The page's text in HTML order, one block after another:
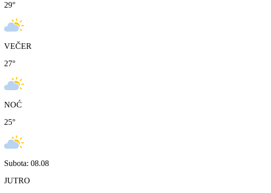
29°
VEČER
27°
NOĆ
25°
Subota: 08.08
JUTRO